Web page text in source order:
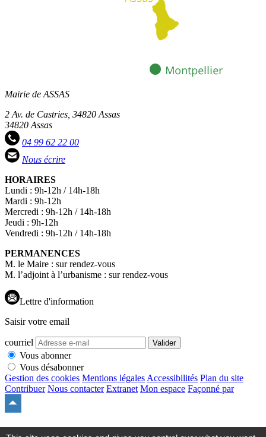
Mairie de ASSAS
2 Av. de Castries, 34820 Assas
34820 Assas
04 99 62 22 00
Nous écrire
HORAIRES
Lundi : 9h-12h / 14h-18h
Mardi : 9h-12h
Mercredi : 9h-12h / 14h-18h
Jeudi : 9h-12h
Vendredi : 9h-12h / 14h-18h
PERMANENCES
M. le Maire : sur rendez-vous
M. l’adjoint à l’urbanisme : sur rendez-vous
Lettre d'information
Saisir votre email
courriel Valider
Vous abonner
Vous désabonner
Gestion des cookies Mentions légales Accessibilités Plan du site
Contribuer Nous contacter Extranet Mon espace Façonné par